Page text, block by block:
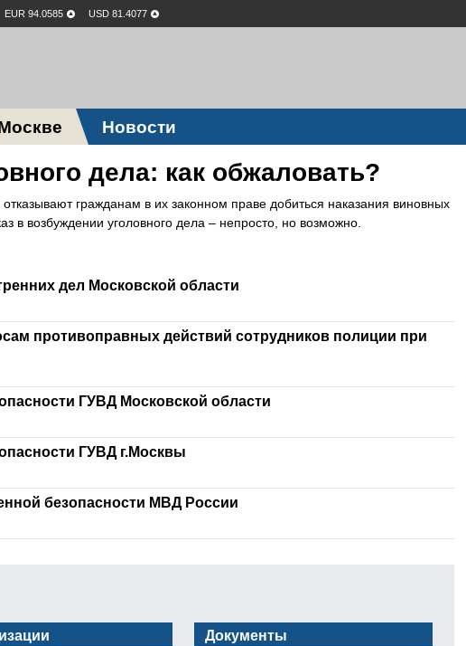
EUR 94.0585 USD 81.4077
Новости
дела: как обжаловать?
гражданам в их законном праве добиться наказания виновных
в возбуждении уголовного дела – непросто, но возможно.
дел Московской области
противоправных действий сотрудников полиции при
ГУВД Московской области
ГУВД г.Москвы
безопасности МВД России
Документы